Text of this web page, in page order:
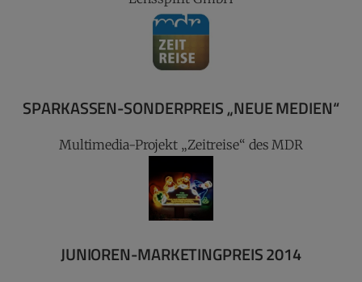
SPARKASSEN-SONDERPREIS „NEUE MEDIEN“
Multimedia-Projekt „Zeitreise“ des MDR
JUNIOREN-MARKETINGPREIS 2014